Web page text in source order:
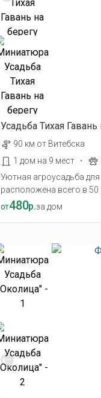
Усадьба Тихая Гавань
90 км от Витебска
1 дом на 9 мест
·
Уютная агроусадьба
расположена всего в 50
от480р.за дом